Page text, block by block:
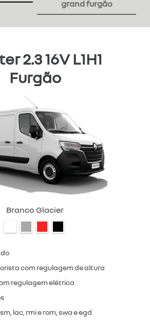
grand furgão
2.3 16V L1H1
Furgão
Branco Glacier
com regulagem de altura
regulagem elétrica
lac, rmi e rom, swa e egd